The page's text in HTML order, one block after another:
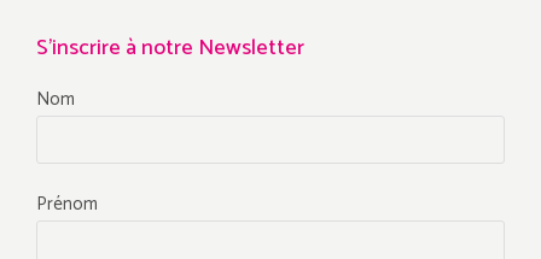
S'inscrire à notre Newsletter
Nom
Prénom